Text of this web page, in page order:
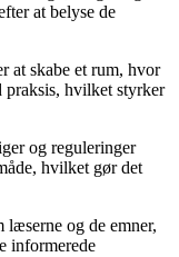
at belyse de
at skabe et rum, hvor
praksis, hvilket styrker
og reguleringer
hvilket gør det
læserne og de emner,
informerede